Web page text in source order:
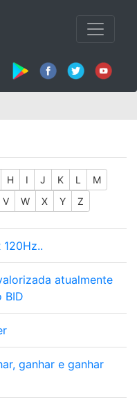
H I J K L
M
V W X Y Z
120Hz..
atualmente
BID
ganhar e ganhar